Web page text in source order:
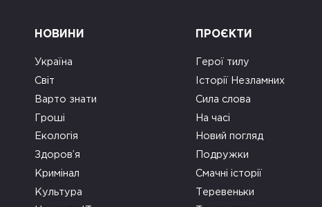
НОВИНИ
Україна
Світ
Варто знати
Гроші
Екологія
Здоров’я
Кримінал
Культура
ПРОЄКТИ
Герої тилу
Історії Незламних
Сила слова
На часі
Новий погляд
Подружки
Смачні історії
Теревеньки